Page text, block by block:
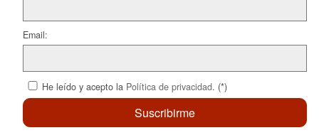
Email:
He leído y acepto la Política de privacidad. (*)